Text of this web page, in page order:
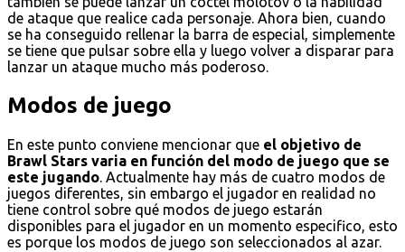
de ataque que realice cada personaje. Ahora bien, cuando
se ha conseguido rellenar la barra de especial, simplemente
se tiene que pulsar sobre ella y luego volver a disparar para
lanzar un ataque mucho más poderoso.
Modos de juego
En este punto conviene mencionar que el objetivo de
Brawl Stars varia en función del modo de juego que se
este jugando. Actualmente hay más de cuatro modos de
juegos diferentes, sin embargo el jugador en realidad no
tiene control sobre qué modos de juego estarán
disponibles para el jugador en un momento especifico, esto
es porque los modos de juego son seleccionados al azar.